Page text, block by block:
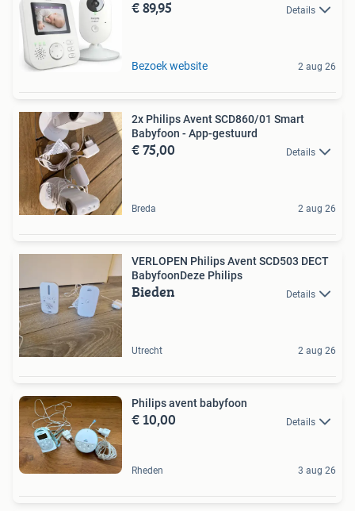
€ 89,95 Details
Bezoek website 2 aug 26
2x Philips Avent SCD860/01 Smart
Babyfoon - App-gestuurd
€ 75,00 Details
Breda 2 aug 26
VERLOPEN Philips Avent SCD503 DECT
BabyfoonDeze Philips
Bieden Details
Utrecht 2 aug 26
Philips avent babyfoon
€ 10,00 Details
Rheden 3 aug 26